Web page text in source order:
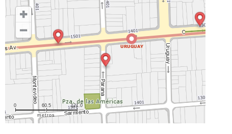
metros
0 60.5 121.0